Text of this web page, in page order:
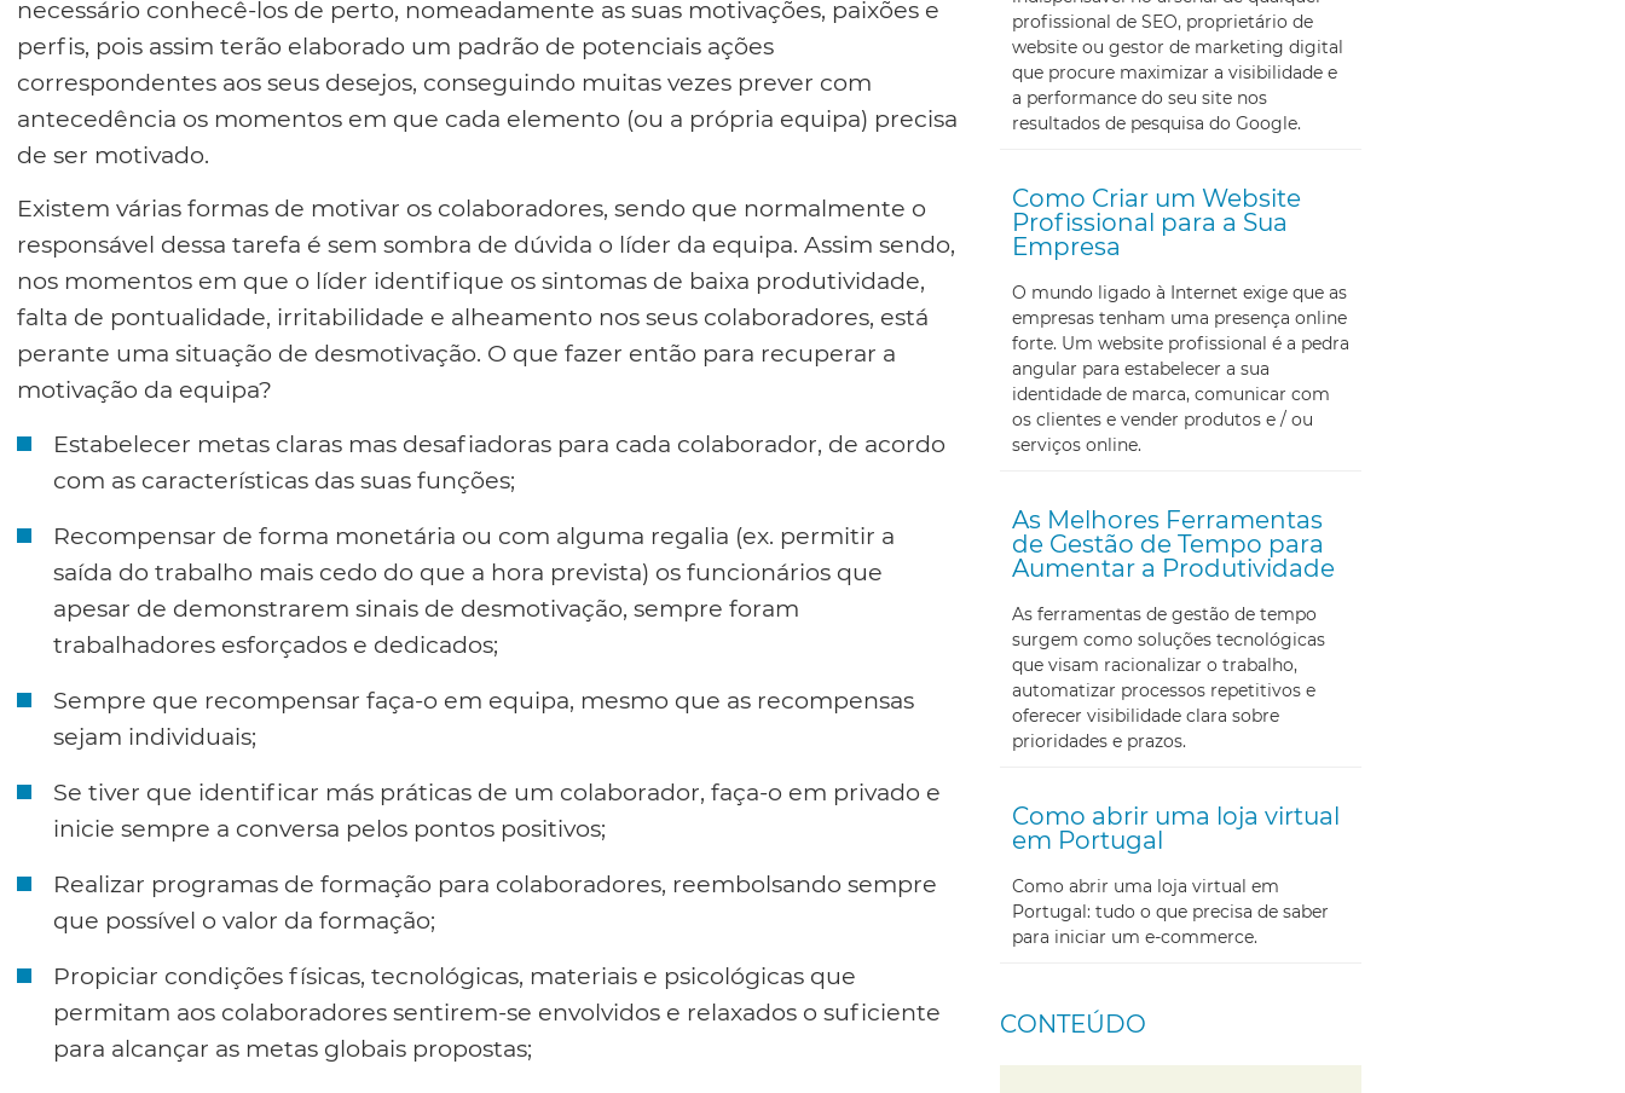
necessário conhecê-los de perto, nomeadamente as suas motivações, paixões e
perfis, pois assim terão elaborado um padrão de potenciais ações
correspondentes aos seus desejos, conseguindo muitas vezes prever com
antecedência os momentos em que cada elemento (ou a própria equipa) precisa
de ser motivado.
Existem várias formas de motivar os colaboradores, sendo que normalmente o
responsável dessa tarefa é sem sombra de dúvida o líder da equipa. Assim sendo,
nos momentos em que o líder identifique os sintomas de baixa produtividade,
falta de pontualidade, irritabilidade e alheamento nos seus colaboradores, está
perante uma situação de desmotivação. O que fazer então para recuperar a
motivação da equipa?
Estabelecer metas claras mas desafiadoras para cada colaborador, de acordo
com as características das suas funções;
Recompensar de forma monetária ou com alguma regalia (ex. permitir a
saída do trabalho mais cedo do que a hora prevista) os funcionários que
apesar de demonstrarem sinais de desmotivação, sempre foram
trabalhadores esforçados e dedicados;
Sempre que recompensar faça-o em equipa, mesmo que as recompensas
sejam individuais;
Se tiver que identificar más práticas de um colaborador, faça-o em privado e
inicie sempre a conversa pelos pontos positivos;
Realizar programas de formação para colaboradores, reembolsando sempre
que possível o valor da formação;
Propiciar condições físicas, tecnológicas, materiais e psicológicas que
permitam aos colaboradores sentirem-se envolvidos e relaxados o suficiente
para alcançar as metas globais propostas;
profissional de SEO, proprietário de
website ou gestor de marketing digital
que procure maximizar a visibilidade e
a performance do seu site nos
resultados de pesquisa do Google.
Como Criar um Website
Profissional para a Sua
Empresa
O mundo ligado à Internet exige que as
empresas tenham uma presença online
forte. Um website profissional é a pedra
angular para estabelecer a sua
identidade de marca, comunicar com
os clientes e vender produtos e / ou
serviços online.
As Melhores Ferramentas
de Gestão de Tempo para
Aumentar a Produtividade
As ferramentas de gestão de tempo
surgem como soluções tecnológicas
que visam racionalizar o trabalho,
automatizar processos repetitivos e
oferecer visibilidade clara sobre
prioridades e prazos.
Como abrir uma loja virtual
em Portugal
Como abrir uma loja virtual em
Portugal: tudo o que precisa de saber
para iniciar um e-commerce.
CONTEÚDO